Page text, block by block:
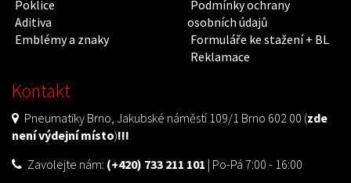
Poklice
Aditiva
Emblémy a znaky
Podmínky ochrany
osobních údajů
Formuláře ke stažení + BL
Reklamace
Kontakt
Pneumatiky Brno, Jakubské náměstí 109/1 Brno 602 00 (zde
není výdejní místo)!!!
Zavolejte nám: (+420) 733 211 101 | Po-Pá 7:00 - 16:00